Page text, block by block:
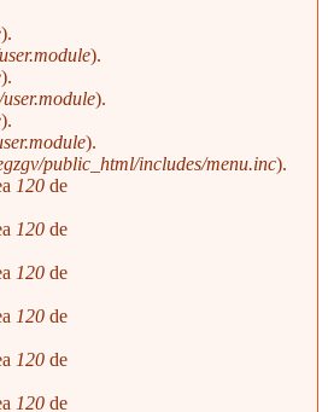
).
).
).
).
).
).
public_html/includes/menu.inc).
120de
120de
120de
120de
120de
120de